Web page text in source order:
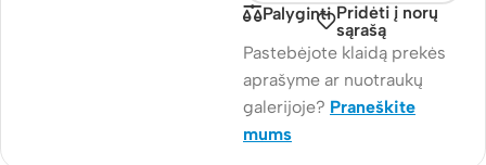
Palyginti Pridėti į norų
sąrašą
Pastebėjote klaidą prekės
aprašyme ar nuotraukų
galerijoje? Praneškite
mums